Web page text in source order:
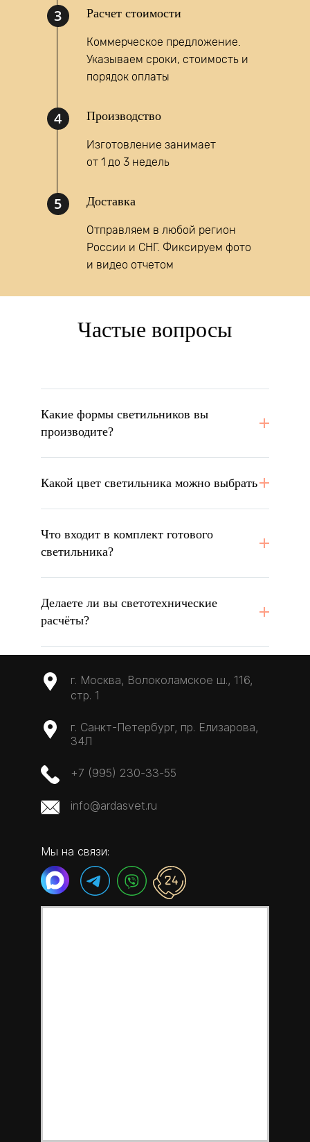
Написать запрос
MAX 3 Расчет стоимости
Коммерческое предложение.
Указываем сроки, стоимость и
порядок оплаты
4 Производство
Изготовление занимает
от 1 до 3 недель
5 Доставка
Отправляем в любой регион
России и СНГ. Фиксируем фото
и видео отчетом
Частые вопросы
Какие формы светильников вы
производите?
Какой цвет светильника можно выбрать
Что входит в комплект готового
светильника?
Делаете ли вы светотехнические
расчёты?
г. Москва, Волоколамское ш., 116,
стр. 1
г. Санкт-Петербург, пр. Елизарова,
34Л
+7 (995) 230-33-55
info@ardasvet.ru
Мы на связи: